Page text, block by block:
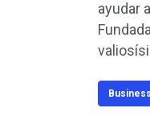
ayudar
Business